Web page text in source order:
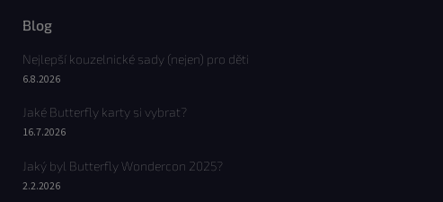
Blog
Nejlepší kouzelnické sady (nejen) pro děti
6.8.2026
Jaké Butterfly karty si vybrat?
16.7.2026
Jaký byl Butterfly Wondercon 2025?
2.2.2026